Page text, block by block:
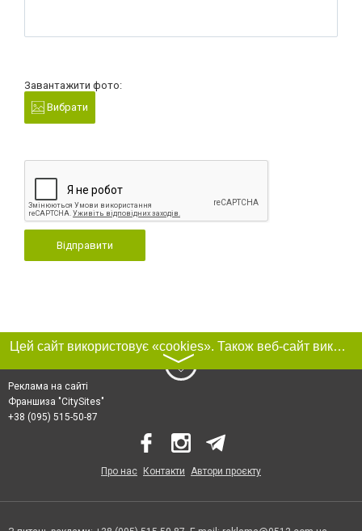
Завантажити фото:
Вибрати
Відправити
Цей сайт використовує «cookies». Також веб-сайт використовує інтернет-сервіс для збору технічних даних стосовно відвідувачів з метою отримання маркетингової та статистичної інформації. Умови обробки даних відвідувачів сайту див.
〉
Реклама на сайті
Франшиза "CitySites"
+38 (095) 515-50-87
Про нас Контакти Автори проєкту